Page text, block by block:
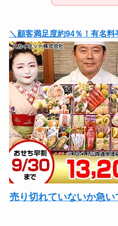
＼顧客満足度約94％！有名
売り切れていないか急